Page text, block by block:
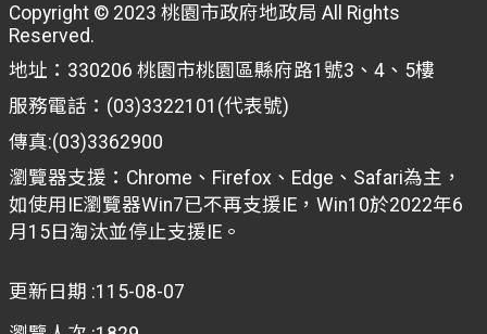
Copyright © 2023 桃園市政府地政局 All Rights
Reserved.
地址：330206 桃園市桃園區縣府路1號3、4、5樓
服務電話：(03)3322101(代表號)
傳真:(03)3362900
瀏覽器支援：Chrome、Firefox、Edge、Safari為主，
如使用IE瀏覽器Win7已不再支援IE，Win10於2022年6
月15日淘汰並停止支援IE。
更新日期 115-08-07